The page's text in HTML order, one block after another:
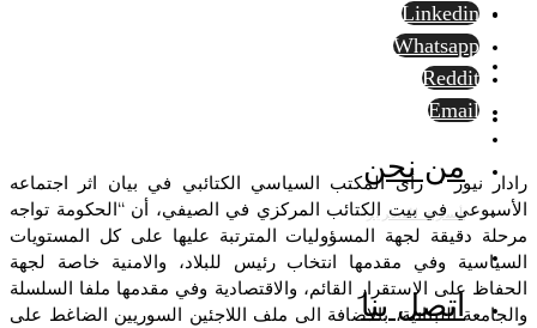
من نحن
أسرة التحرير
اتصل بنا
Linkedin
Whatsapp
Reddit
Email
رادار نيوز – رأى المكتب السياسي الكتائبي في بيان اثر اجتماعه
الأسبوعي في بيت الكتائب المركزي في الصيفي، أن “الحكومة تواجه
مرحلة دقيقة لجهة المسؤوليات المترتبة عليها على كل المستويات
السياسية وفي مقدمها انتخاب رئيس للبلاد، والامنية خاصة لجهة
الحفاظ على الاستقرار القائم، والاقتصادية وفي مقدمها ملفا السلسلة
والجامعة اللبنانية، بالاضافة الى ملف اللاجئين السوريين الضاغط على